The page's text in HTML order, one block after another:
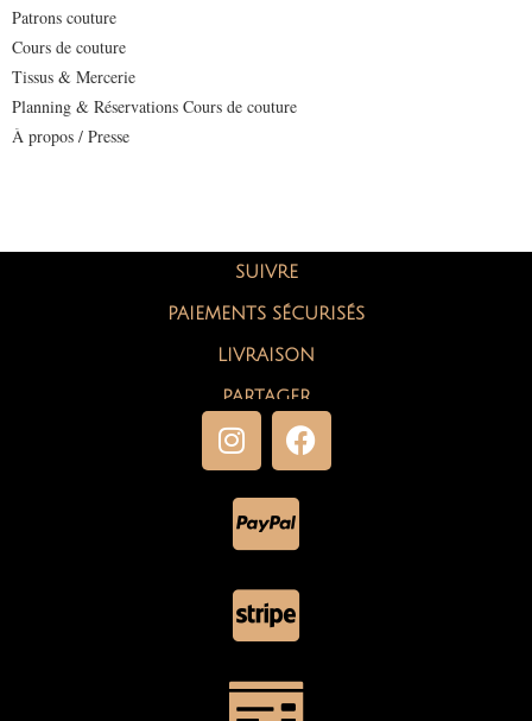
Patrons couture
Cours de couture
Tissus & Mercerie
Planning & Réservations Cours de couture
À propos / Presse
SUIVRE
PAIEMENTS SÉCURISÉS
LIVRAISON
PARTAGER